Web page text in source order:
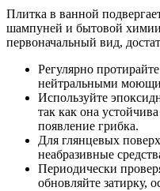
Плитка в ванной
шампуней и бытовой
первоначальный вид,
Регулярно
нейтральными
Используйте
так как она
появление грибка.
Для глянцевых
неабразивные
Периодически
обновляйте затирку,